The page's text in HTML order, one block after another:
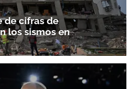
de cifras de
los sismos en